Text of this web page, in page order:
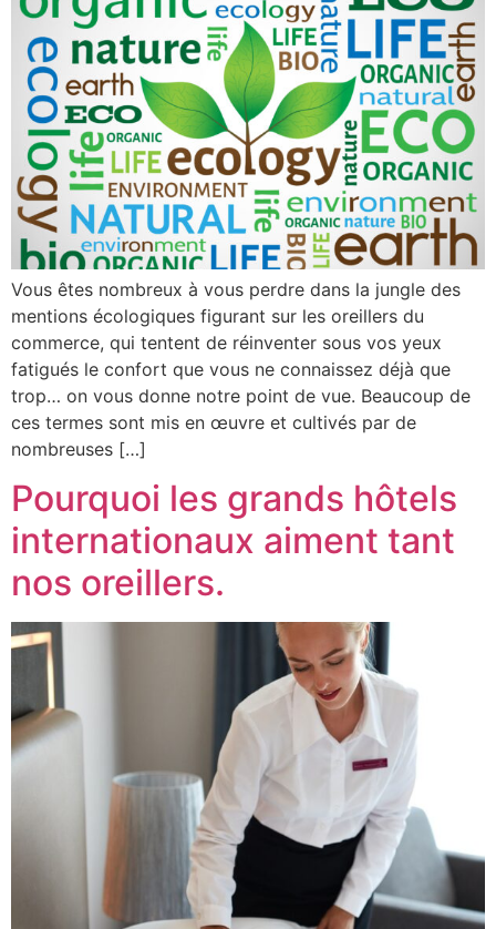
Vous êtes nombreux à vous perdre dans la jungle des
mentions écologiques figurant sur les oreillers du
commerce, qui tentent de réinventer sous vos yeux
fatigués le confort que vous ne connaissez déjà que
trop… on vous donne notre point de vue. Beaucoup de
ces termes sont mis en œuvre et cultivés par de
nombreuses […]
Pourquoi les grands hôtels
internationaux aiment tant
nos oreillers.